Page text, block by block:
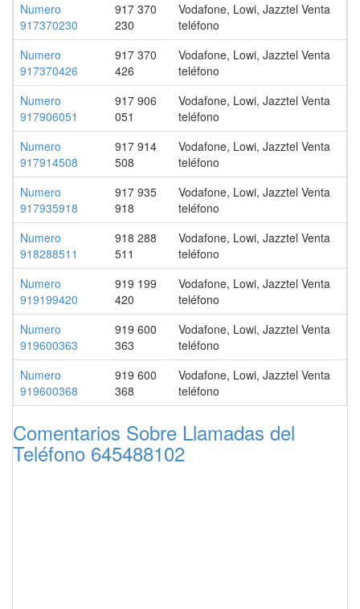
Numero
917370230
917 370
230
Vodafone, Lowi, Jazztel Venta
teléfono
Numero
917370426
917 370
426
Vodafone, Lowi, Jazztel Venta
teléfono
Numero
917906051
917 906
051
Vodafone, Lowi, Jazztel Venta
teléfono
Numero
917914508
917 914
508
Vodafone, Lowi, Jazztel Venta
teléfono
Numero
917935918
917 935
918
Vodafone, Lowi, Jazztel Venta
teléfono
Numero
918288511
918 288
511
Vodafone, Lowi, Jazztel Venta
teléfono
Numero
919199420
919 199
420
Vodafone, Lowi, Jazztel Venta
teléfono
Numero
919600363
919 600
363
Vodafone, Lowi, Jazztel Venta
teléfono
Numero
919600368
919 600
368
Vodafone, Lowi, Jazztel Venta
teléfono
Comentarios Sobre Llamadas del
Teléfono 645488102